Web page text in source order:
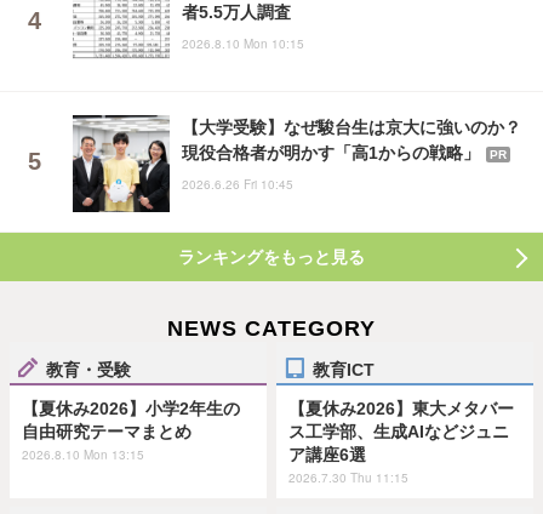
者5.5万人調査
2026.8.10 Mon 10:15
【大学受験】なぜ駿台生は京大に強いのか？
現役合格者が明かす「高1からの戦略」
PR
2026.6.26 Fri 10:45
ランキングをもっと見る
NEWS CATEGORY
教育・受験
【夏休み2026】小学2年生の
自由研究テーマまとめ
2026.8.10 Mon 13:15
教育ICT
【夏休み2026】東大メタバー
ス工学部、生成AIなどジュニ
ア講座6選
2026.7.30 Thu 11:15